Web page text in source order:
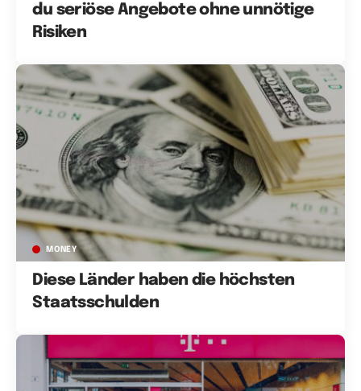
du seriöse Angebote ohne unnötige
Risiken
MONEY
Diese Länder haben die höchsten
Staatsschulden